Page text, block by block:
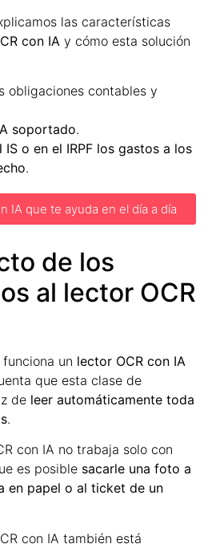
las características
con IA y cómo esta solución
obligaciones contables y
soportado.
o en el IRPF los gastos a los
.
IA que te ayuda en el día a día
de los
al lector OCR
un lector OCR con IA
que esta clase de
de leer automáticamente toda
.
con IA no trabaja solo con
es posible sacarle una foto a
en papel o al ticket de un
con IA también está